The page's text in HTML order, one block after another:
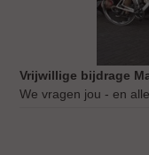
Vrijwillige bijdrage
We vragen jou - en